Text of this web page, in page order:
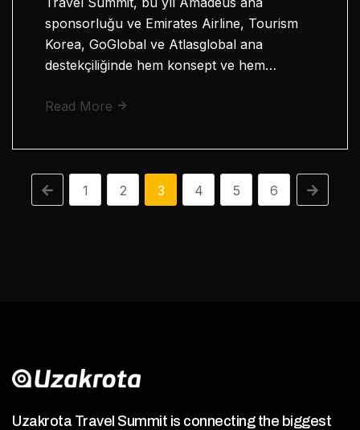
sponsorluğu ve Emirates Airline, Tourism
Korea, GoGlobal ve Atlasglobal ana
destekçiliğinde hem konsept ve hem…
Read More
1 2 3 4 5 6
Uzakrota Travel Summit is connecting the biggest